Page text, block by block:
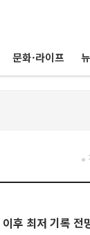
문화·라이프
후 최저 기록 전